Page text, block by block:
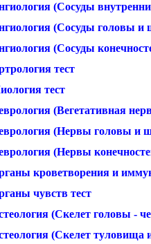
(Сосуды
(Сосуды головы и
(Сосуды
тест
тест
(Вегетативная
(Нервы головы и
(Нервы
кроветворения и
чувств тест
(Скелет головы -
(Скелет туловища